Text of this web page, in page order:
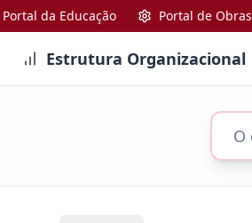
Portal da Educação Portal de Obras
Estrutura Organizacional